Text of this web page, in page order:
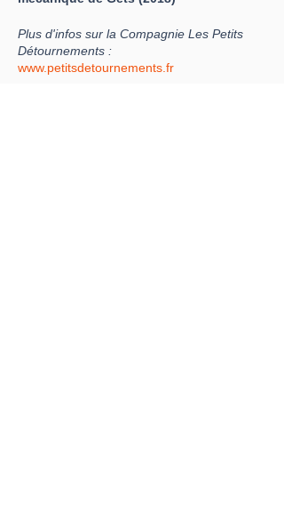
Plus d'infos sur la Compagnie Les Petits
Détournements :
www.petitsdetournements.fr